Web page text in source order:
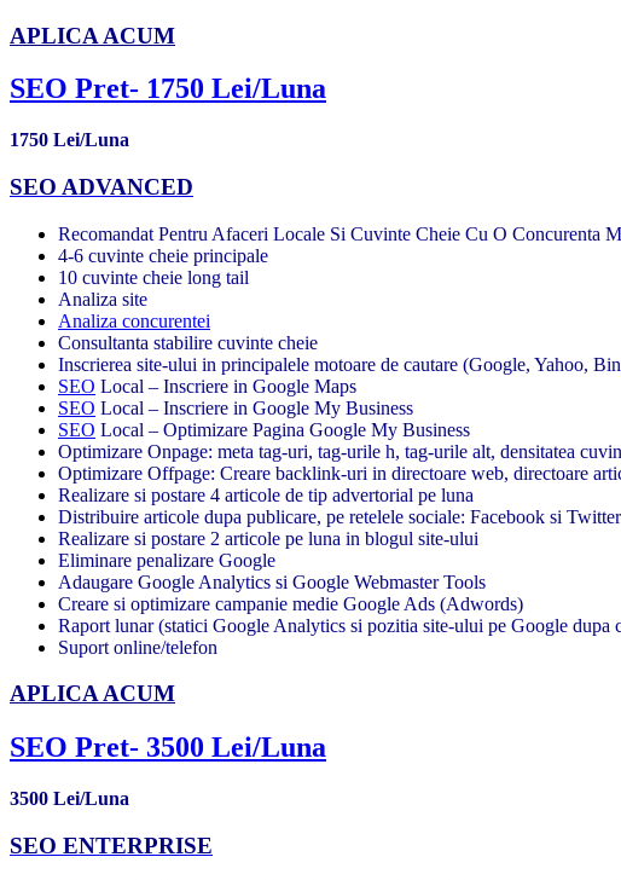
APLICA ACUM
SEO Pret- 1750 Lei/Luna
1750 Lei/Luna
SEO ADVANCED
Recomandat Pentru Afaceri Locale Si Cuvinte Cheie Cu O Concurenta
4-6 cuvinte cheie principale
10 cuvinte cheie long tail
Analiza site
Analiza concurentei
Consultanta stabilire cuvinte cheie
Inscrierea site-ului in principalele motoare de cautare (Google, Yahoo,
SEO Local – Inscriere in Google Maps
SEO Local – Inscriere in Google My Business
SEO Local – Optimizare Pagina Google My Business
Optimizare Onpage: meta tag-uri, tag-urile h, tag-urile alt, densitatea
Optimizare Offpage: Creare backlink-uri in directoare web, directoare
Realizare si postare 4 articole de tip advertorial pe luna
Distribuire articole dupa publicare, pe retelele sociale: Facebook si Twitter
Realizare si postare 2 articole pe luna in blogul site-ului
Eliminare penalizare Google
Adaugare Google Analytics si Google Webmaster Tools
Creare si optimizare campanie medie Google Ads (Adwords)
Raport lunar (statici Google Analytics si pozitia site-ului pe Google dupa
Suport online/telefon
APLICA ACUM
SEO Pret- 3500 Lei/Luna
3500 Lei/Luna
SEO ENTERPRISE